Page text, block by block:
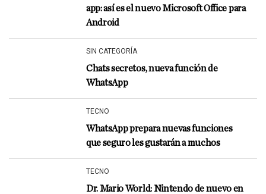
app: así es el nuevo Microsoft Office para
Android
SIN CATEGORÍA
Chats secretos, nueva función de
WhatsApp
TECNO
WhatsApp prepara nuevas funciones
que seguro les gustarán a muchos
TECNO
Dr. Mario World: Nintendo de nuevo en